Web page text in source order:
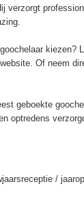
verzorgt
kiezen?
Of neem
geboekte
optredens
/